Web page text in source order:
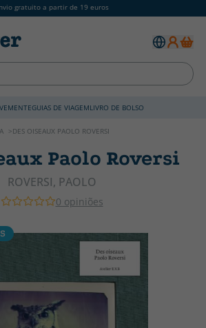
gratuito a partir de 19 euros
GUIAS DE VIAGEMLIVRO DE BOLSO
DES OISEAUX PAOLO ROVERSI
Paolo Roversi
ROVERSI, PAOLO
0 opiniões